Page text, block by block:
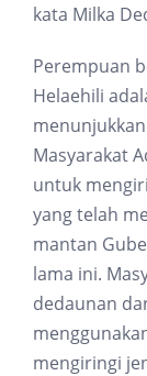
kata Milka
Perempuan
Helaehili
Masyarakat
untuk
yang telah
mantan
lama ini.
dedaunan
mengiringi